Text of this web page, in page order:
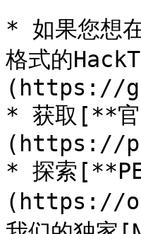
* 如果您想
格式的
(https://
* 获取[**官
(https://
* 探索
(https://